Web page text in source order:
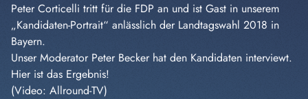
Peter Corticelli tritt für die FDP an und ist Gast in unserem
„Kandidaten-Portrait“ anlässlich der Landtagswahl 2018 in
Bayern.
Unser Moderator Peter Becker hat den Kandidaten interviewt.
Hier ist das Ergebnis!
(Video: Allround-TV)